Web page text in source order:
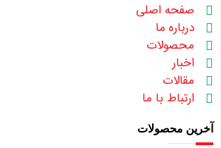
صفحه اصلی
درباره ما
محصولات
اخبار
مقالات
ارتباط با ما
آخرین محصولات